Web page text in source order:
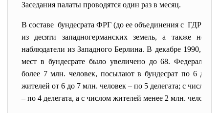
Заседания палаты проводятся один раз в месяц.
В составе бундесрата ФРГ (до ее объединения с ГДР)
из десяти западногерманских земель, а также не
наблюдатели из Западного Берлина. В декабре 1990,
мест в бундесрате было увеличено до 68.
более 7 млн. человек, посылают в бундесрат по 6
жителей от 6 до 7 млн. человек – по 5 делегата; с числом
– по 4 делегата, а с числом жителей менее 2 млн. человек